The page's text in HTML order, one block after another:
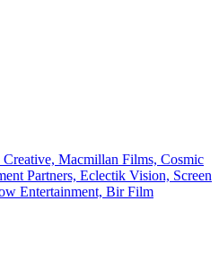
Macmillan Films, Cosmic
Partners, Eclectik Vision, Screen
Entertainment, Bir Film